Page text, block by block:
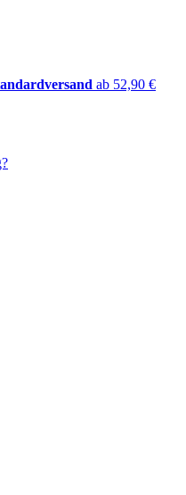
ab 52,90 €